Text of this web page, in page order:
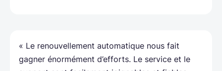
« Le renouvellement automatique nous fait
gagner énormément d’efforts. Le service et le